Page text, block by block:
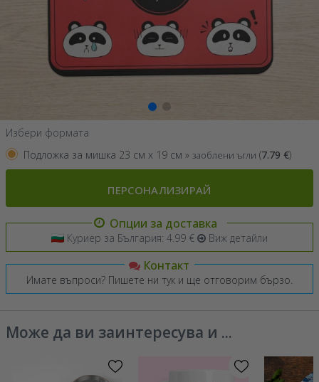
Избери формата
Подложка за мишка 23 см x 19 см » заоблени ъгли (7.79 €)
ПЕРСОНАЛИЗИРАЙ
Опции за доставка
Куриер за България: 4.99 € Виж детайли
Контакт
Имате въпроси? Пишете ни тук и ще отговорим бързо.
Може да ви заинтересува и ...